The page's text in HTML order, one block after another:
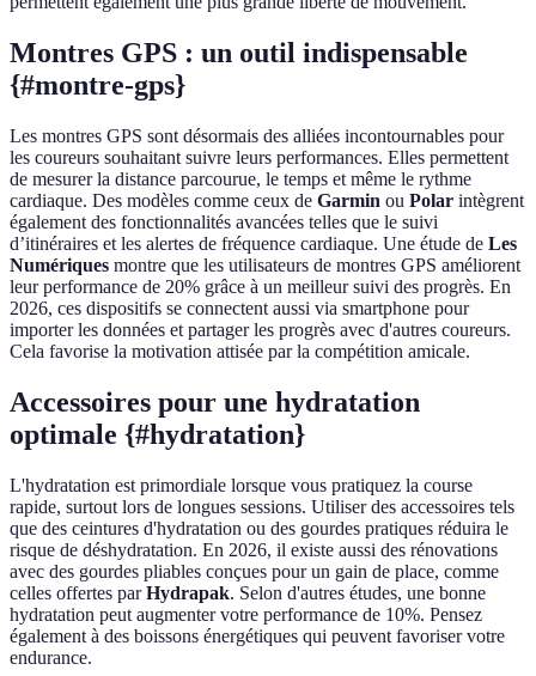
Montres GPS : un outil indispensable
{#montre-gps}
Les montres GPS sont désormais des alliées incontournables pour
les coureurs souhaitant suivre leurs performances. Elles permettent
de mesurer la distance parcourue, le temps et même le rythme
cardiaque. Des modèles comme ceux de Garmin ou Polar intègrent
également des fonctionnalités avancées telles que le suivi
d’itinéraires et les alertes de fréquence cardiaque. Une étude de Les
Numériques montre que les utilisateurs de montres GPS améliorent
leur performance de 20% grâce à un meilleur suivi des progrès. En
2026, ces dispositifs se connectent aussi via smartphone pour
importer les données et partager les progrès avec d'autres coureurs.
Cela favorise la motivation attisée par la compétition amicale.
Accessoires pour une hydratation
optimale {#hydratation}
L'hydratation est primordiale lorsque vous pratiquez la course
rapide, surtout lors de longues sessions. Utiliser des accessoires tels
que des ceintures d'hydratation ou des gourdes pratiques réduira le
risque de déshydratation. En 2026, il existe aussi des rénovations
avec des gourdes pliables conçues pour un gain de place, comme
celles offertes parHydrapak. Selon d'autres études, une bonne
hydratation peut augmenter votre performance de 10%. Pensez
également à des boissons énergétiques qui peuvent favoriser votre
endurance.